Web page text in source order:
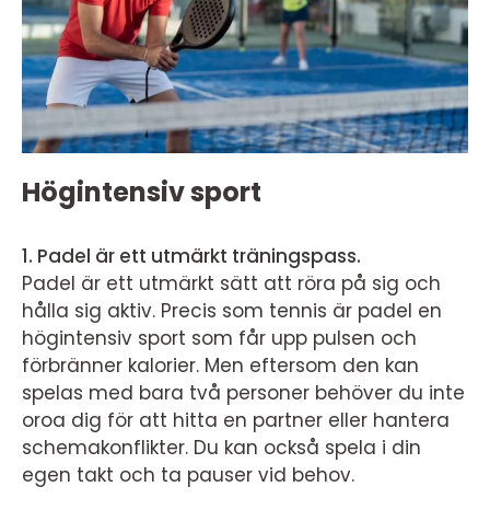
Högintensiv sport
1. Padel är ett utmärkt träningspass.
Padel är ett utmärkt sätt att röra på sig och
hålla sig aktiv. Precis som tennis är padel en
högintensiv sport som får upp pulsen och
förbränner kalorier. Men eftersom den kan
spelas med bara två personer behöver du inte
oroa dig för att hitta en partner eller hantera
schemakonflikter. Du kan också spela i din
egen takt och ta pauser vid behov.